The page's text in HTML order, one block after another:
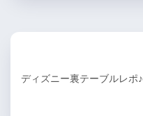
ディズニー裏テーブルレポ♪